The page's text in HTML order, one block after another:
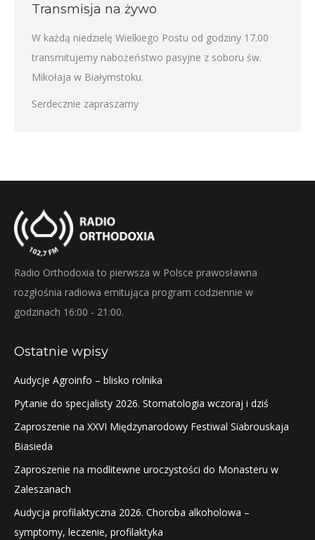
Transmisja na żywo
W każdą niedzielę Wielkiego Postu od godziny 17.00
transmitujemy nabożeństwo pasyjne z soboru św.
Mikołaja w Białymstoku.
Serdecznie zapraszamy
Radio Orthodoxia to pierwsza w Polsce prawosławna
rozgłośnia radiowa emitująca program codziennie w
godzinach 16:00 - 21:00.
Ostatnie wpisy
Audycje Agroinfo – blisko rolnika
Pytanie do specjalisty 2026. Stomatologia wczoraj i dziś
Zaproszenie na XXVI Międzynarodowy Festiwal Siabrouskaja
Biasieda
Zaproszenie na modlitewne uroczystości do Monasteru w
Zaleszanach
Audycja profilaktyczna 2026. Choroba alkoholowa –
symptomy, leczenie, profilaktyka